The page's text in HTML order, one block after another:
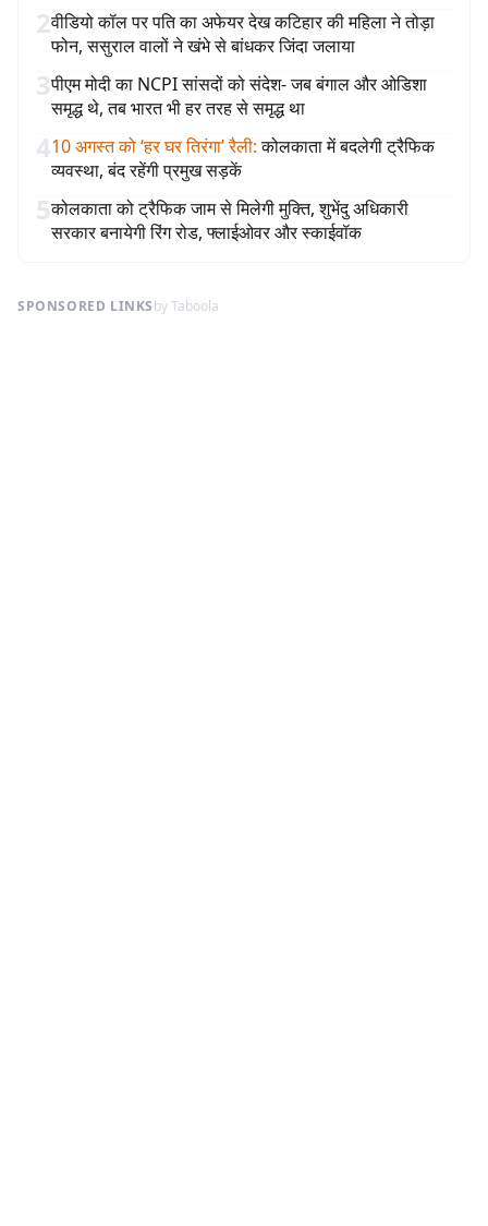
2वीडियो कॉल पर पति का अफेयर देख कटिहार की महिला ने तोड़ा
फोन, ससुराल वालों ने खंभे से बांधकर जिंदा जलाया
3पीएम मोदी का NCPI सांसदों को संदेश- जब बंगाल और ओडिशा
समृद्ध थे, तब भारत भी हर तरह से समृद्ध था
410 अगस्त को ‘हर घर तिरंगा’ रैली: कोलकाता में बदलेगी ट्रैफिक
व्यवस्था, बंद रहेंगी प्रमुख सड़कें
5कोलकाता को ट्रैफिक जाम से मिलेगी मुक्ति, शुभेंदु अधिकारी
सरकार बनायेगी रिंग रोड, फ्लाईओवर और स्काईवॉक
SPONSORED LINKSby Taboola